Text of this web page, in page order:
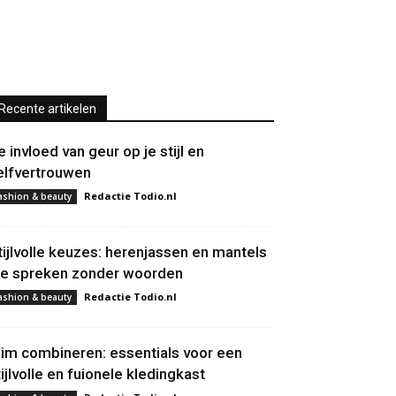
Recente artikelen
invloed van geur op je stijl en
& beauty Redactie Todio.nl
keuzes: herenjassen en mantels
spreken zonder woorden
& beauty Redactie Todio.nl
combineren: essentials voor een
en fuionele kledingkast